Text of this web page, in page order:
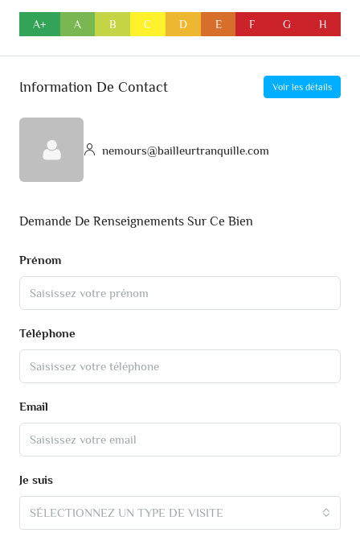
A+ A B C D E F G H
Information De Contact Voir les détails
nemours@bailleurtranquille.com
Demande De Renseignements Sur Ce Bien
Prénom
Téléphone
Email
Je suis
SÉLECTIONNEZ UN TYPE DE VISITE